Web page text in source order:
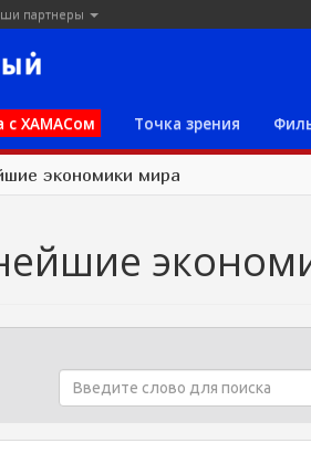
партнеры
с ХАМАСом Точка зрения
экономики мира